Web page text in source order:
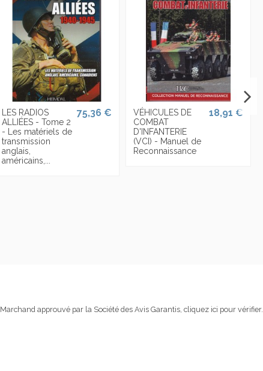
LES RADIOS
ALLIÉES - Tome 2
- Les matériels de
transmission
anglais,
américains,...
75,36 €
VÉHICULES DE
COMBAT
D'INFANTERIE
(VCI) - Manuel de
Reconnaissance
18,91 €
Marchand approuvé par la Société des Avis Garantis, cliquez ici pour vérifier.